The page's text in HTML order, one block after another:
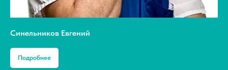
Синельников Евгений
Подробнее